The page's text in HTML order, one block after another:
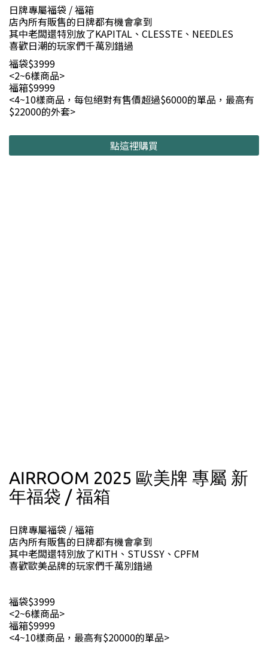
日牌專屬福袋 / 福箱
店內所有販售的日牌都有機會拿到
其中老闆還特別放了KAPITAL、CLESSTE、NEEDLES
喜歡日潮的玩家們千萬別錯過
福袋$3999
<2~6樣商品>
福箱$9999
<4~10樣商品，每包絕對有售價超過$6000的單品，最高有
$22000的外套>
點這裡購買
AIRROOM 2025 歐美牌 專屬 新
年福袋 / 福箱
日牌專屬福袋 / 福箱
店內所有販售的日牌都有機會拿到
其中老闆還特別放了KITH、STUSSY、CPFM
喜歡歐美品牌的玩家們千萬別錯過
福袋$3999
<2~6樣商品>
福箱$9999
<4~10樣商品，最高有$20000的單品>